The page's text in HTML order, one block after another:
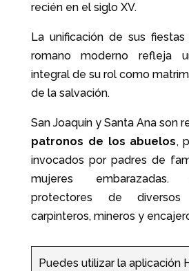
recién en el siglo XV.
La unificación de sus
romano moderno refleja
integral de su rol como
de la salvación.
San Joaquín y Santa Ana son
patronos de los abuelos,
invocados por padres de
mujeres
protectores de
carpinteros, mineros y
Puedes utilizar la aplicación